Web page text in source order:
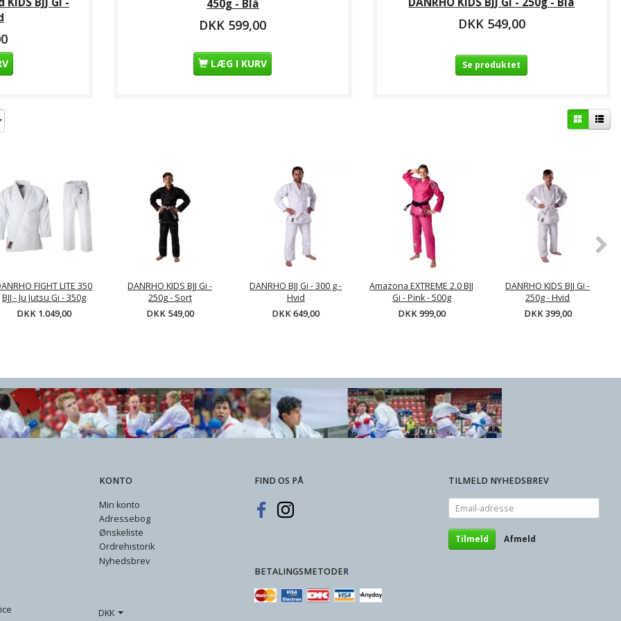
BJJ Gi -
DANRHO BJJ Gi - 300 g
Amazona EXTREME
2.0 BJJ Gi - Pink - 500g
DANRHO KIDS BJJ Gi -
450g - Blå
DKK 599,00
LÆG I KURV
DKK 549,00
Se produktet
FIGHT LITE 350
BJJ - Ju Jutsu Gi - 350g
DKK 1.049,00
DANRHO KIDS BJJ Gi -
250g - Sort
DKK 549,00
DANRHO BJJ Gi - 300 g -
Hvid
DKK 649,00
Amazona EXTREME 2.0 BJJ
Gi - Pink - 500g
DKK 999,00
DANRHO KIDS BJJ Gi -
250g - Hvid
DKK 399,00
KONTO
Min konto
Adressebog
Ønskeliste
Ordrehistorik
Nyhedsbrev
DKK
FIND OS PÅ
BETALINGSMETODER
TILMELD NYHEDSBREV
Email-
adresse
Tilmeld Afmeld